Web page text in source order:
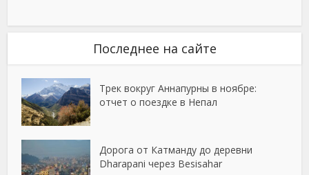
Последнее на сайте
Трек вокруг Аннапурны в ноябре:
отчет о поездке в Непал
Дорога от Катманду до деревни
Dharapani через Besisahar